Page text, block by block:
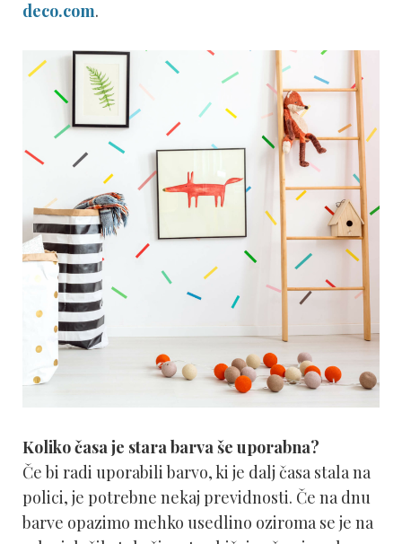
deco.com.
Koliko časa je stara barva še uporabna?
Če bi radi uporabili barvo, ki je dalj časa stala na
polici, je potrebne nekaj previdnosti. Če na dnu
barve opazimo mehko usedlino oziroma se je na